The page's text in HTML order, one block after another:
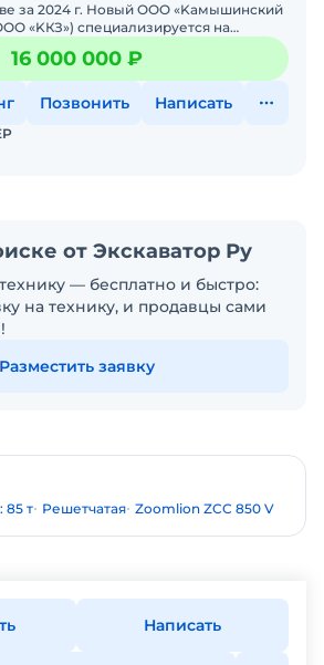
за 2024 г. Новый OОO «Kамышинcкий
«KКЗ») специализируетcя нa
уcтaнов
16 000 000 ₽
Позвонить Написать
от Экскаватор Ру
— бесплатно и быстро:
на технику, и продавцы сами
Разместить заявку
85 т Решетчатая Zoomlion ZCC 850 V
Написать